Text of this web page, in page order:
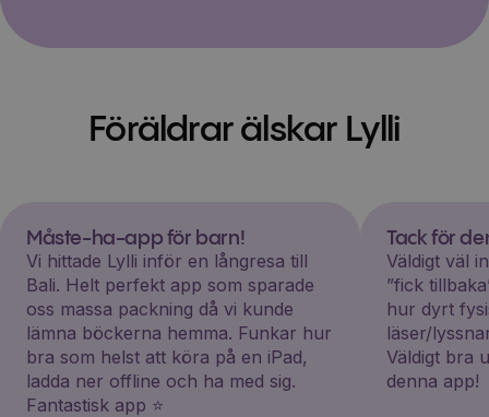
Föräldrar älskar Lylli
Måste-ha-app för barn!
Vi hittade Lylli inför en långresa till
Bali. Helt perfekt app som sparade
oss massa packning då vi kunde
lämna böckerna hemma. Funkar hur
bra som helst att köra på en iPad,
ladda ner offline och ha med sig.
Fantastisk app ⭐️
Tack för
Väldigt väl
”fick
hur dyrt
läser/
Väldigt bra
denna app!